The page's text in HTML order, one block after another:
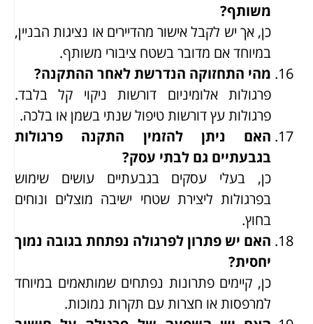
משותף?
כן, אך יש לקבל אישור מהדיירים או נציגות הבניין,
במיוחד אם מדובר בשטח ציבורי משותף.
מהי התחזוקה הנדרשת לאחר ההתקנה?
פרגולות אלומיניום דורשות ניקוי קל בלבד.
פרגולות עץ דורשות טיפול שנתי בשמן או בלכה.
האם ניתן להזמין התקנה פרגולות
בגבעתיים גם לבתי עסק?
כן, בעלי עסקים בגבעתיים עושים שימוש
בפרגולות ליצירת שטחי ישיבה מוצלים ונוחים
בחוץ.
האם יש פתרון לפרגולה נפתחת בגובה נמוך
יחסית?
כן, קיימים פתרונות נפתחים שמותאמים במיוחד
למרפסות או חצרות עם תקרות נמוכות.